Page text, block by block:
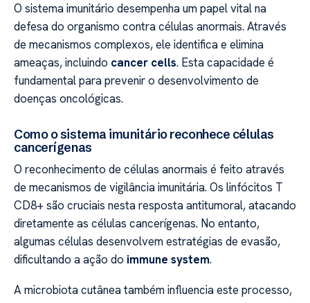
O sistema imunitário desempenha um papel vital na
defesa do organismo contra células anormais. Através
de mecanismos complexos, ele identifica e elimina
ameaças, incluindo cancer cells. Esta capacidade é
fundamental para prevenir o desenvolvimento de
doenças oncológicas.
Como o sistema imunitário reconhece células
cancerígenas
O reconhecimento de células anormais é feito através
de mecanismos de vigilância imunitária. Os linfócitos T
CD8+ são cruciais nesta resposta antitumoral, atacando
diretamente as células cancerígenas. No entanto,
algumas células desenvolvem estratégias de evasão,
dificultando a ação do immune system.
A microbiota cutânea também influencia este processo,